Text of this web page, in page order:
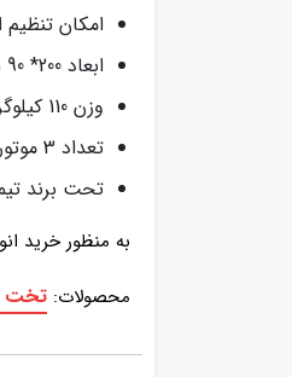
امکان تنظیم
ابعاد 200* 90 سانتی متر
وزن 110 کیلوگرم
تعداد 3 موتور
تحت برند
به منظور خرید
محصولات: تخت